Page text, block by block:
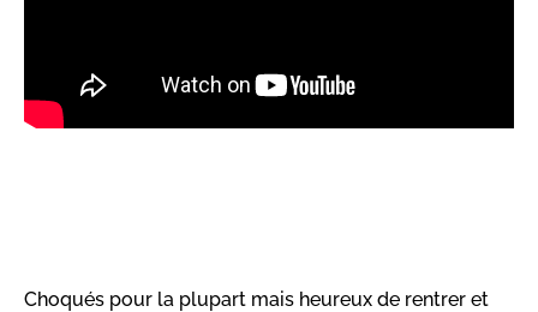
Choqués pour la plupart mais heureux de rentrer et